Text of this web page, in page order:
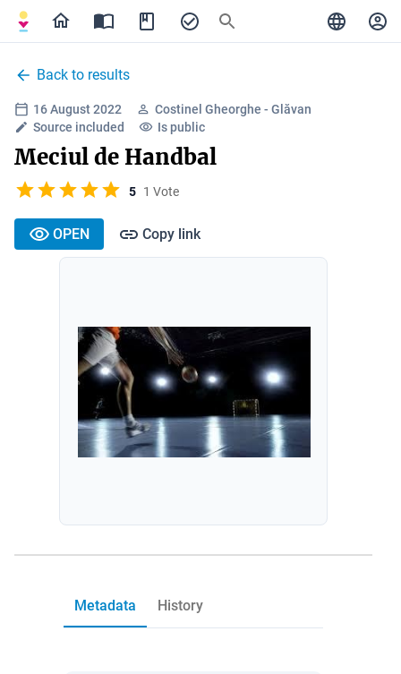
Back to results
16 August 2022
Costinel Gheorghe - Glăvan
Source included
Is public
Meciul de Handbal
5 1 Vote
OPEN Copy link
Metadata History